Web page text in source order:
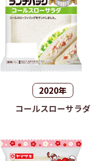
2020年
コールスローサラダ